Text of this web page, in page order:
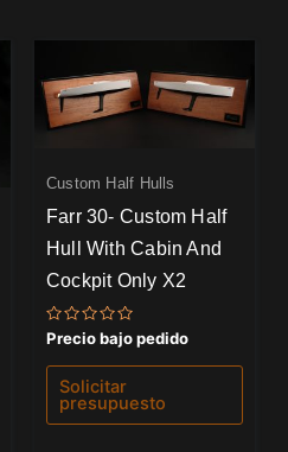
Custom Half Hulls
Farr 30- Custom Half
Hull With Cabin And
Cockpit Only X2
Valorado
0
de
Precio bajo pedido
Solicitar
presupuesto